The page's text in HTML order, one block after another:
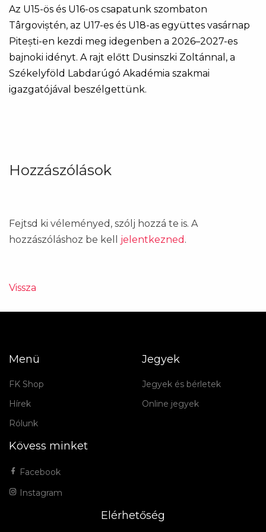
Az U15-ös és U16-os csapatunk szombaton
Târgoviștén, az U17-es és U18-as együttes vasárnap
Pitești-en kezdi meg idegenben a 2026–2027-es
bajnoki idényt. A rajt előtt Dusinszki Zoltánnal, a
Székelyföld Labdarúgó Akadémia szakmai
igazgatójával beszélgettünk.
Hozzászólások
Fejtsd ki véleményed, szólj hozzá te is. A
hozzászóláshoz be kell jelentkezned .
Vissza
Menü
FK Shop
Hírek
Rólunk
Jegyek
Jegyek és bérletek
Online jegyek
Kövess minket
Facebook
Instagram
Elérhetőség